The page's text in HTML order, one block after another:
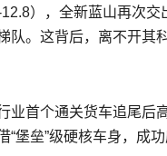
），全新蓝山再次
。这背后，离不开其
业首个通关货车追尾后
堡垒”级硬核车身，成